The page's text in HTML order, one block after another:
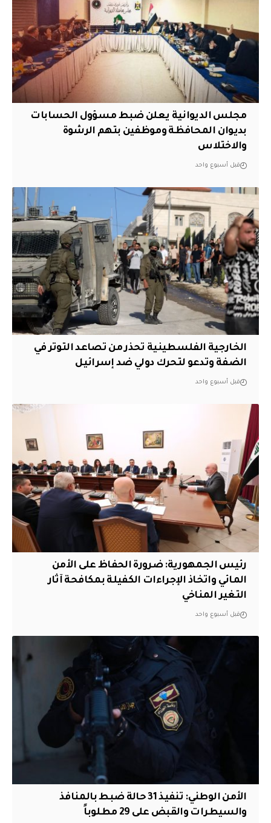
مجلس الديوانية يعلن ضبط مسؤول الحسابات
بديوان المحافظة وموظفين بتهم الرشوة
والاختلاس
قبل أسبوع واحد
الخارجية الفلسطينية تحذر من تصاعد التوتر في
الضفة وتدعو لتحرك دولي ضد إسرائيل
قبل أسبوع واحد
رئيس الجمهورية: ضرورة الحفاظ على الأمن
المائي واتخاذ الإجراءات الكفيلة بمكافحة آثار
التغير المناخي
قبل أسبوع واحد
الأمن الوطني: تنفيذ 31 حالة ضبط بالمنافذ
والسيطرات والقبض على 29 مطلوباً